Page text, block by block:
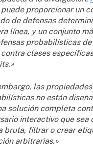
puede proporcionar un
de defensas
línea, y un conjunto
probabilísticas
clases
las propiedades
no están
solución completa
interactivo que sea
bruta, filtrar o crear
arbitrarias.»